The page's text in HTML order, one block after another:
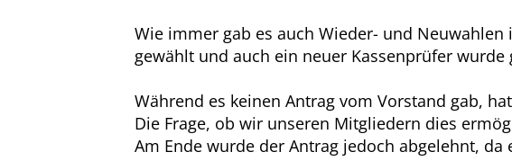
Wie immer gab es auch Wieder- und
gewählt und auch ein neuer Kassenprüfer wurde
Während es keinen Antrag vom Vorstand gab,
Die Frage, ob wir unseren Mitgliedern dies
Am Ende wurde der Antrag jedoch abgelehnt,